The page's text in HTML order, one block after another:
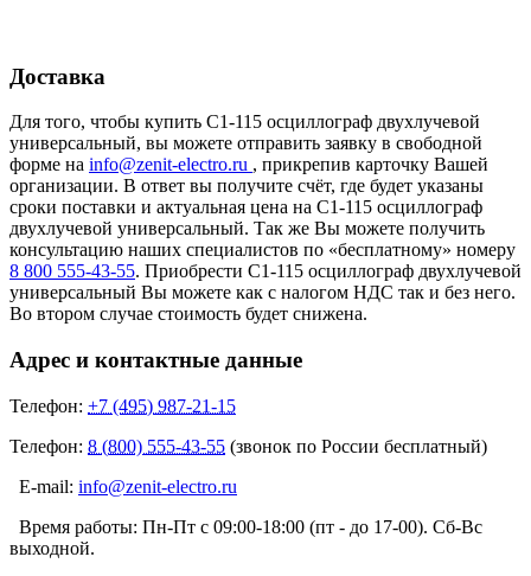
Доставка
Для того, чтобы купить С1-115 осциллограф двухлучевой
универсальный, вы можете отправить заявку в свободной
форме на info@zenit-electro.ru , прикрепив карточку Вашей
организации. В ответ вы получите счёт, где будет указаны
сроки поставки и актуальная цена на С1-115 осциллограф
двухлучевой универсальный. Так же Вы можете получить
консультацию наших специалистов по «бесплатному» номеру
8 800 555-43-55. Приобрести С1-115 осциллограф двухлучевой
универсальный Вы можете как с налогом НДС так и без него.
Во втором случае стоимость будет снижена.
Адрес и контактные данные
Телефон: +7 (495) 987-21-15
Телефон: 8 (800) 555-43-55 (звонок по России бесплатный)
E-mail: info@zenit-electro.ru
Время работы: Пн-Пт с 09:00-18:00 (пт - до 17-00). Сб-Вс
выходной.